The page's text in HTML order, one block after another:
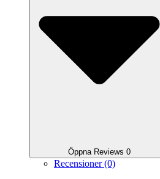
Öppna Reviews 0
Recensioner (0)